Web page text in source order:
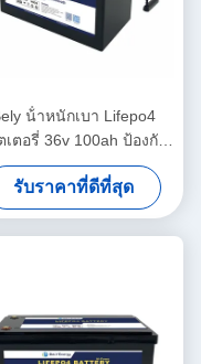
น้ําหนักเบา Lifepo4
เตอรี่ 36v 100ah ป้องกัน
สําหรับอิเล็กทรอนิกส์ผู้
บริโภค
รับราคาที่ดีที่สุด